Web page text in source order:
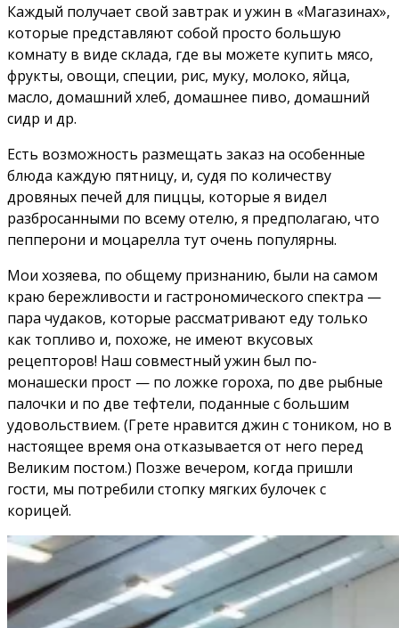
Каждый получает свой завтрак и ужин в «Магазинах»,
которые представляют собой просто большую
комнату в виде склада, где вы можете купить мясо,
фрукты, овощи, специи, рис, муку, молоко, яйца,
масло, домашний хлеб, домашнее пиво, домашний
сидр и др.
Есть возможность размещать заказ на особенные
блюда каждую пятницу, и, судя по количеству
дровяных печей для пиццы, которые я видел
разбросанными по всему отелю, я предполагаю, что
пепперони и моцарелла тут очень популярны.
Мои хозяева, по общему признанию, были на самом
краю бережливости и гастрономического спектра —
пара чудаков, которые рассматривают еду только
как топливо и, похоже, не имеют вкусовых
рецепторов! Наш совместный ужин был по-
монашески прост — по ложке гороха, по две рыбные
палочки и по две тефтели, поданные с большим
удовольствием. (Грете нравится джин с тоником, но в
настоящее время она отказывается от него перед
Великим постом.) Позже вечером, когда пришли
гости, мы потребили стопку мягких булочек с
корицей.